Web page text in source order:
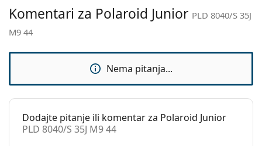
Upotreba:
Moda
Da
Komentari za Polaroid Junior PLD 8040/S 35J
M9 44
Nema pitanja...
Dodajte pitanje ili komentar za Polaroid Junior
PLD 8040/S 35J M9 44